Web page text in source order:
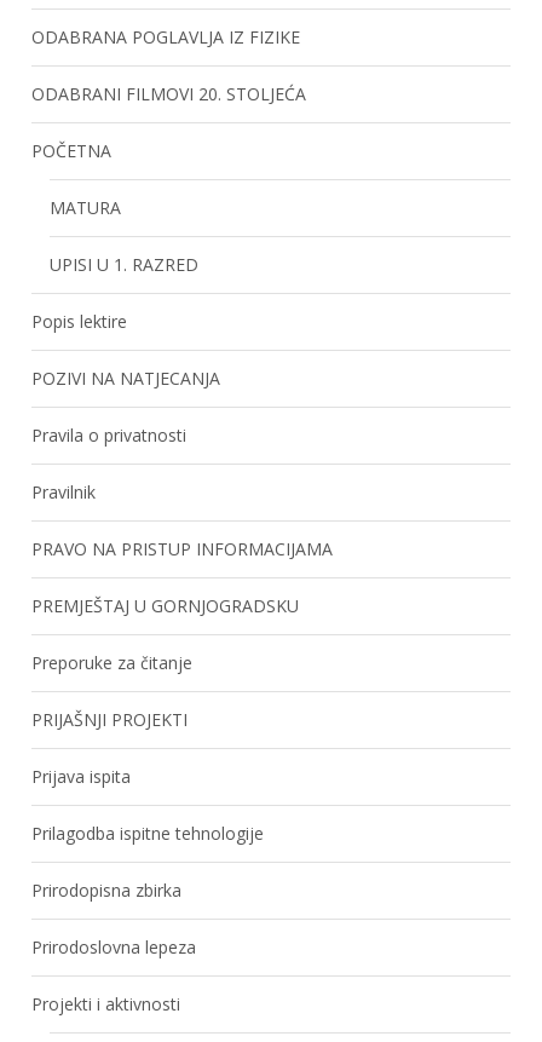
ODABRANA POGLAVLJA IZ FIZIKE
ODABRANI FILMOVI 20. STOLJEĆA
POČETNA
MATURA
UPISI U 1. RAZRED
Popis lektire
POZIVI NA NATJECANJA
Pravila o privatnosti
Pravilnik
PRAVO NA PRISTUP INFORMACIJAMA
PREMJEŠTAJ U GORNJOGRADSKU
Preporuke za čitanje
PRIJAŠNJI PROJEKTI
Prijava ispita
Prilagodba ispitne tehnologije
Prirodopisna zbirka
Prirodoslovna lepeza
Projekti i aktivnosti